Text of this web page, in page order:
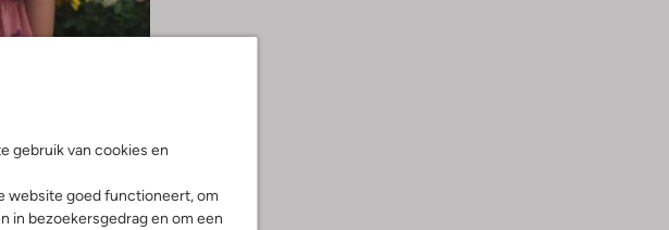
gebruik van cookies en
website goed functioneert, om
in bezoekersgedrag en om een